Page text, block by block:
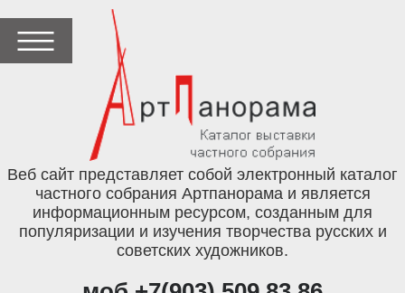
Веб сайт представляет собой электронный каталог
частного собрания Артпанорама и является
информационным ресурсом, созданным для
популяризации и изучения творчества русских и
советских художников.